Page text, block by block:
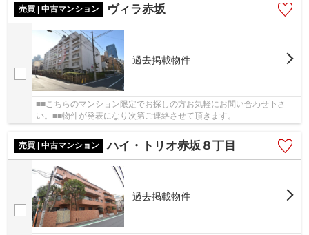
売買 | 中古マンション ヴィラ赤坂
過去掲載物件
■■こちらのマンション限定でお探しの方お気軽にお問い合わせ下さ
い。■■物件が発表になり次第ご連絡させて頂きます。
売買 | 中古マンション ハイ・トリオ赤坂８丁目
過去掲載物件